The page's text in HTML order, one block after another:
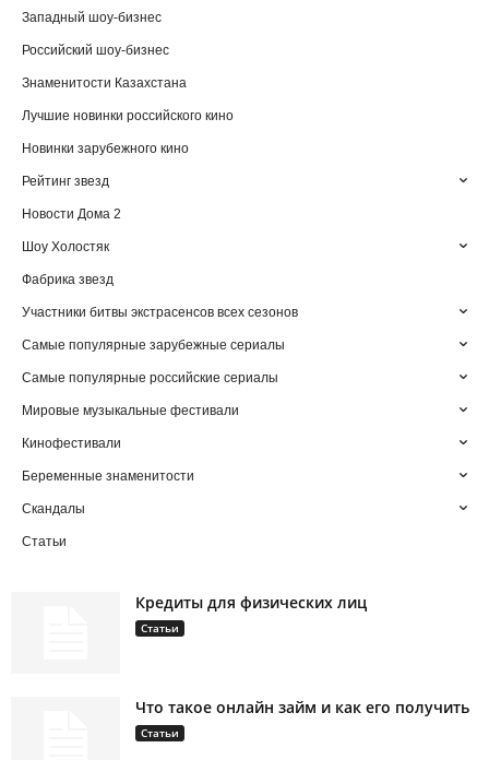
Западный шоу-бизнес
Российский шоу-бизнес
Знаменитости Казахстана
Лучшие новинки российского кино
Новинки зарубежного кино
Рейтинг звезд
Новости Дома 2
Шоу Холостяк
Фабрика звезд
Участники битвы экстрасенсов всех сезонов
Самые популярные зарубежные сериалы
Самые популярные российские сериалы
Мировые музыкальные фестивали
Кинофестивали
Беременные знаменитости
Скандалы
Статьи
Кредиты для физических лиц
Статьи
Что такое онлайн займ и как его получить
Статьи